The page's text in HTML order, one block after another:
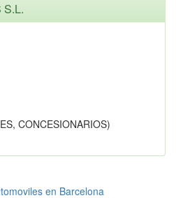
S.L.
CONCESIONARIOS)
en Barcelona